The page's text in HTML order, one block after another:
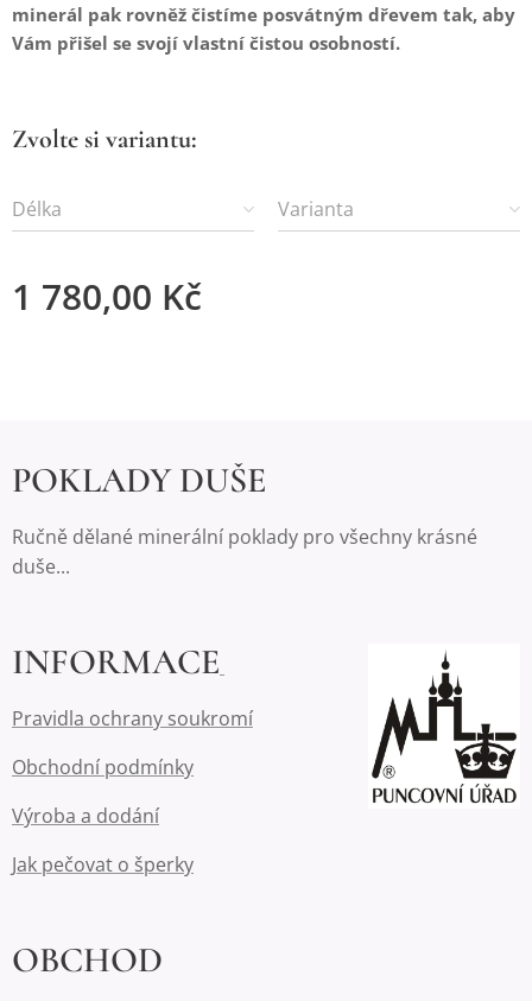
minerál pak rovněž čistíme posvátným dřevem tak, aby
Vám přišel se svojí vlastní čistou osobností.
Zvolte si variantu:
Délka Varianta
1 780,00 Kč
POKLADY DUŠE
Ručně dělané minerální poklady pro všechny krásné
duše...
INFORMACE
Pravidla ochrany soukromí
Obchodní podmínky
Výroba a dodání
Jak pečovat o šperky
OBCHOD